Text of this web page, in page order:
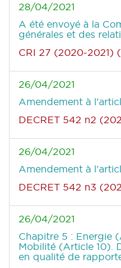
28/04/2021
A été envoyé à la
générales et des
CRI 27 (2020-2021)
26/04/2021
Amendement à
DECRET 542 n2
26/04/2021
Amendement à
DECRET 542 n3
26/04/2021
Chapitre 5 : Energie
Mobilité (Article 10).
en qualité de